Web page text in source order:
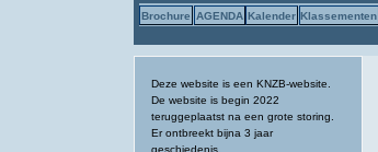
Brochure AGENDA Kalender Klassementen
Deze website is een KNZB-website.
De website is begin 2022
teruggeplaatst na een grote storing.
Er ontbreekt bijna 3 jaar
geschiedenis.